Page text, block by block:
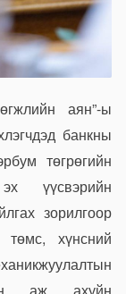
аян”-ы
банкны
төгрөгийн
үүсвэрийн
зорилгоор
төмс, хүнсний